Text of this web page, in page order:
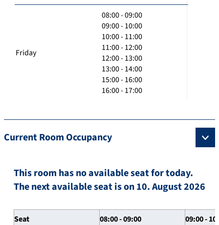
Friday
08:00 - 09:00
09:00 - 10:00
10:00 - 11:00
11:00 - 12:00
12:00 - 13:00
13:00 - 14:00
15:00 - 16:00
16:00 - 17:00
Current Room Occupancy
This room has no available seat for today.
The next available seat is on 10. August 2026
Seat 08:00 - 09:00 09:00 -